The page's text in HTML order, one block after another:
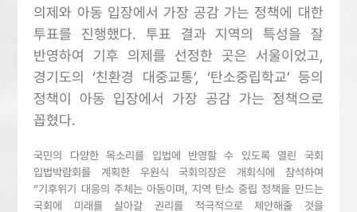
의제와 아동 입장에서 가장 공감 가는 정책에 대한
투표를 진행했다. 투표 결과 지역의 특성을 잘
반영하여 기후 의제를 선정한 곳은 서울이었고,
경기도의 ‘친환경 대중교통’, ‘탄소중립학교’ 등의
정책이 아동 입장에서 가장 공감 가는 정책으로
꼽혔다.
국민의 다양한 목소리를 입법에 반영할 수 있도록 열린 국회
입법박람회를 계획한 우원식 국회의장은 개회식에 참석하여
“기후위기 대응의 주체는 아동이며, 지역 탄소 중립 정책을 만드는
국회에 미래를 살아갈 권리를 적극적으로 제안해줄 것을